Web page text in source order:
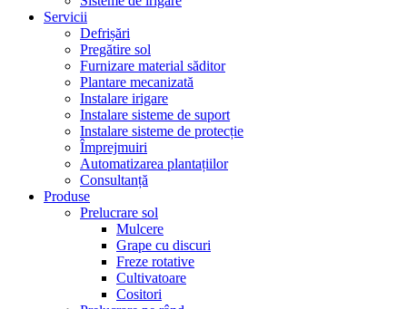
Servicii
Defrișări
Pregătire sol
Furnizare material săditor
Plantare mecanizată
Instalare irigare
Instalare sisteme de suport
Instalare sisteme de protecție
Împrejmuiri
Automatizarea plantațiilor
Consultanță
Produse
Prelucrare sol
Mulcere
Grape cu discuri
Freze rotative
Cultivatoare
Cositori